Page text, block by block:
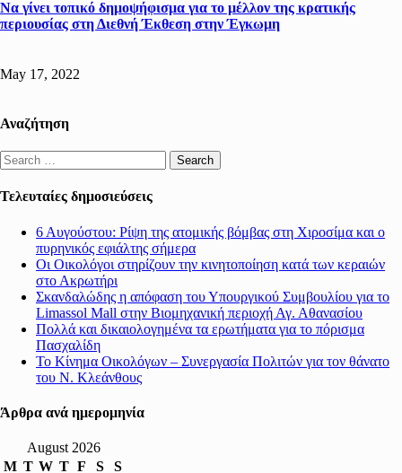
Να γίνει τοπικό δημοψήφισμα για το μέλλον της κρατικής
περιουσίας στη Διεθνή Έκθεση στην Έγκωμη
May 17, 2022
Αναζήτηση
Search
for:
Τελευταίες δημοσιεύσεις
6 Αυγούστου: Ρίψη της ατομικής βόμβας στη Χιροσίμα και ο
πυρηνικός εφιάλτης σήμερα
Οι Οικολόγοι στηρίζουν την κινητοποίηση κατά των κεραιών
στο Ακρωτήρι
Σκανδαλώδης η απόφαση του Υπουργικού Συμβουλίου για το
Limassol Mall στην Βιομηχανική περιοχή Αγ. Αθανασίου
Πολλά και δικαιολογημένα τα ερωτήματα για το πόρισμα
Πασχαλίδη
Το Κίνημα Οικολόγων – Συνεργασία Πολιτών για τον θάνατο
του Ν. Κλεάνθους
Άρθρα ανά ημερομηνία
August 2026
M T W T F S
S